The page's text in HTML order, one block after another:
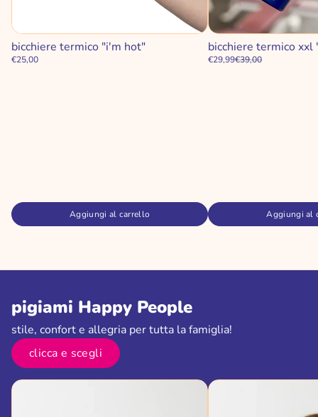
bicchiere termico "i'm hot"
€25,00
Aggiungi al carrello
bicchiere termico
€29,99€39,00
Aggiungi al
pigiami Happy People
stile, confort e allegria per tutta la famiglia!
clicca e scegli